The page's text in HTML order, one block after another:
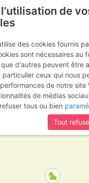
:
Vendredi 31
France Ardèche
de
des cookies fournis
sont nécessaires au
d'autres peuvent être
particulier ceux qui nous
de notre site
de médias
tous ou bien
Tout